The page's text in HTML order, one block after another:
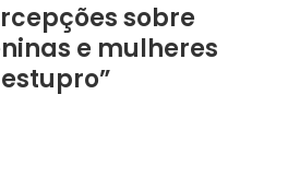
sobre
e mulheres